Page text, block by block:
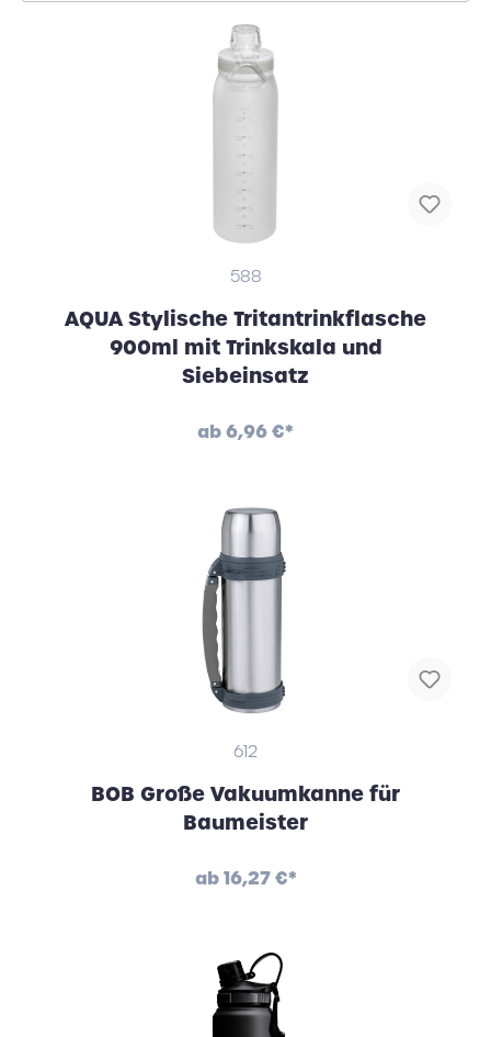
588
AQUA Stylische Tritantrinkflasche
900ml mit Trinkskala und
Siebeinsatz
ab6,96 €*
612
BOB Große Vakuumkanne für
Baumeister
ab16,27 €*